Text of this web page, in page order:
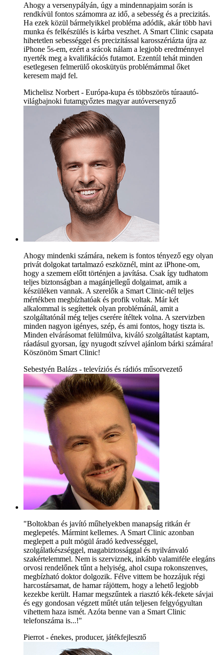
Ahogy a versenypályán, úgy a mindennapjaim során is
rendkívül fontos számomra az idő, a sebesség és a precizitás.
Ha ezek közül bármelyikkel probléma adódik, akár több havi
munka és felkészülés is kárba veszhet. A Smart Clinic csapata
hihetetlen sebességgel és precizitással karosszériázta újra az
iPhone 5s-em, ezért a srácok nálam a legjobb eredménnyel
nyerték meg a kvalifikációs futamot. Ezentúl tehát minden
esetlegesen felmerülő okoskütyüs problémámmal őket
keresem majd fel.
Michelisz Norbert - Európa-kupa és többszörös túraautó-
világbajnoki futamgyőztes magyar autóversenyző
Ahogy mindenki számára, nekem is fontos tényező egy olyan
privát dolgokat tartalmazó eszköznél, mint az iPhone-om,
hogy a szemem előtt történjen a javítása. Csak így tudhatom
teljes biztonságban a magánjellegű dolgaimat, amik a
készüléken vannak. A szerelők a Smart Clinic-nél teljes
mértékben megbízhatóak és profik voltak. Már két
alkalommal is segítettek olyan problémánál, amit a
szolgáltatónál még teljes cserére ítéltek volna. A szervizben
minden nagyon igényes, szép, és ami fontos, hogy tiszta is.
Minden elvárásomat felülmúlva, kiváló szolgáltatást kaptam,
ráadásul gyorsan, így nyugodt szívvel ajánlom bárki számára!
Köszönöm Smart Clinic!
Sebestyén Balázs - televíziós és rádiós műsorvezető
"Boltokban és javító műhelyekben manapság ritkán ér
meglepetés. Mármint kellemes. A Smart Clinic azonban
meglepett a pult mögül áradó kedvességgel,
szolgálatkészséggel, magabiztossággal és nyilvánvaló
szakértelemmel. Nem is szerviznek, inkább valamiféle elegáns
orvosi rendelőnek tűnt a helyiség, ahol csupa rokonszenves,
megbízható doktor dolgozik. Félve vittem be hozzájuk régi
harcostársamat, de hamar rájöttem, hogy a lehető legjobb
kezekbe került. Hamar megszűntek a riasztó kék-fekete sávjai
és egy gondosan végzett műtét után teljesen felgyógyultan
vihettem haza ismét. Azóta benne van a Smart Clinic
telefonszáma is...!"
Pierrot - énekes, producer, játékfejlesztő